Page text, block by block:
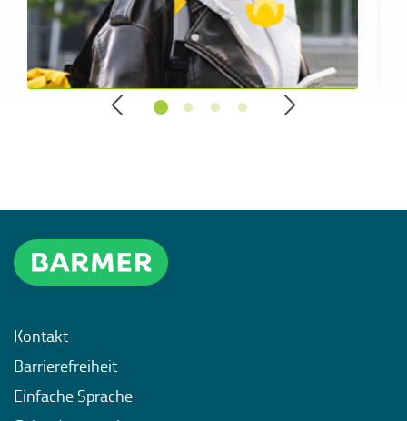
Kontakt
Barrierefreiheit
Einfache Sprache